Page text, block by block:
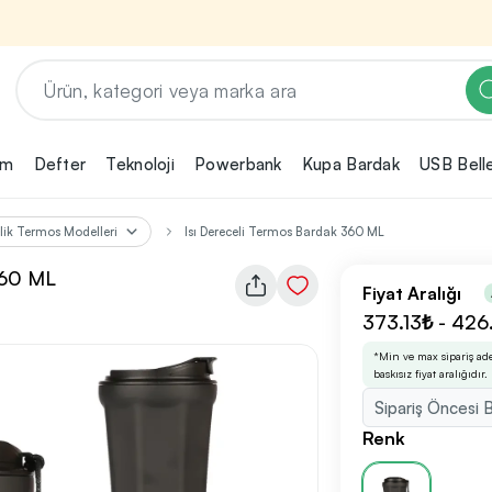
Seçimini Yap!
baskı yönü ve adet gibi detayları seçerek,
teklif adımına geçmeden önce tüm
tercihlerine uygun seçenekleri kolayca
3
Defter Teknoloji Powerbank Kupa Bardak USB
Termos Modelleri Isı Dereceli Termos Bardak 360 ML
ML
Fiyat Aralığı
373.13₺ -
*Min ve max sipariş
baskısız fiyat aralığıdır.
Sipariş Öncesi
Renk